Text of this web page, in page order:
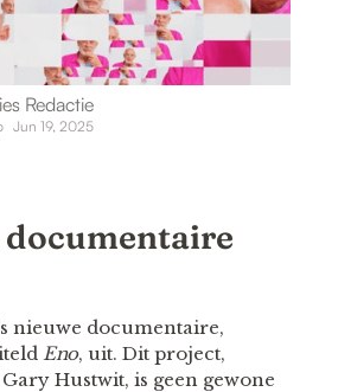
Redactie
Jun 19, 2025
documentaire
nieuwe documentaire,
Eno, uit. Dit project,
Hustwit, is geen gewone